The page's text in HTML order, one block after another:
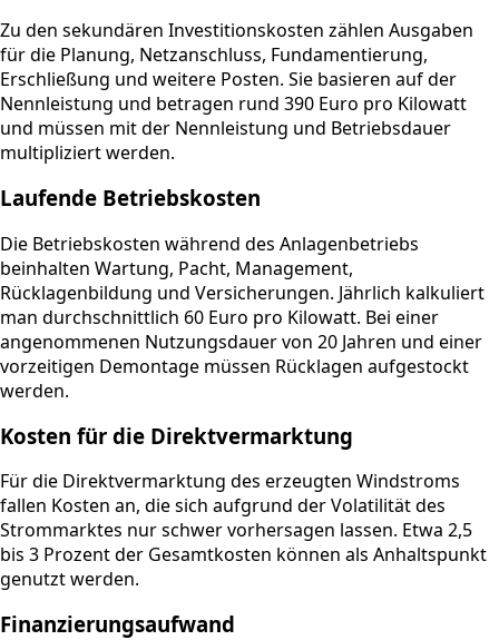
Zu den sekundären Investitionskosten zählen Ausgaben
für die Planung, Netzanschluss, Fundamentierung,
Erschließung und weitere Posten. Sie basieren auf der
Nennleistung und betragen rund 390 Euro pro Kilowatt
und müssen mit der Nennleistung und Betriebsdauer
multipliziert werden.
Laufende Betriebskosten
Die Betriebskosten während des Anlagenbetriebs
beinhalten Wartung, Pacht, Management,
Rücklagenbildung und Versicherungen. Jährlich kalkuliert
man durchschnittlich 60 Euro pro Kilowatt. Bei einer
angenommenen Nutzungsdauer von 20 Jahren und einer
vorzeitigen Demontage müssen Rücklagen aufgestockt
werden.
Kosten für die Direktvermarktung
Für die Direktvermarktung des erzeugten Windstroms
fallen Kosten an, die sich aufgrund der Volatilität des
Strommarktes nur schwer vorhersagen lassen. Etwa 2,5
bis 3 Prozent der Gesamtkosten können als Anhaltspunkt
genutzt werden.
Finanzierungsaufwand